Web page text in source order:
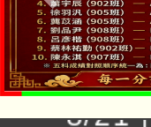
「本
場熱
8/21